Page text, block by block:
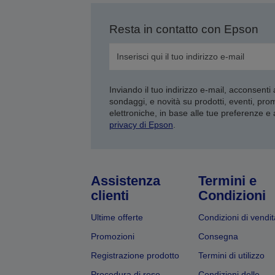
Resta in contatto con Epson
Inviando il tuo indirizzo e-mail,
sondaggi, e novità su prodotti, eventi,
elettroniche, in base alle tue preferenze e
privacy di Epson
Assistenza
clienti
Ultime offerte
Promozioni
Registrazione prodotto
Termini e
Condizioni
Condizioni di
Consegna
Termini di utilizzo